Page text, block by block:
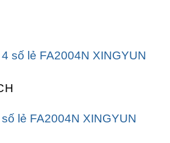
lẻ FA2004N XINGYUN